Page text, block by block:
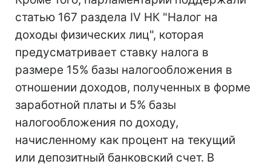
статью 167 раздела IV НК "Налог на
доходы физических лиц", которая
предусматривает ставку налога в
размере 15% базы налогообложения в
отношении доходов, полученных в форме
заработной платы и 5% базы
налогообложения по доходу,
начисленному как процент на текущий
или депозитный банковский счет. В